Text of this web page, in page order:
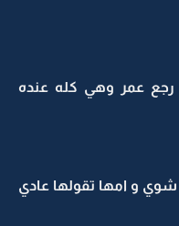
رجع عمر وهي كله عنده
و امها تقولها عادي